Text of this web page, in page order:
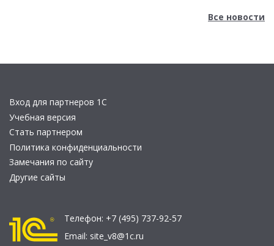
Все новости
Вход для партнеров 1С
Учебная версия
Стать партнером
Политика конфиденциальности
Замечания по сайту
Другие сайты
Телефон: +7 (495) 737-92-57
Email: site_v8@1c.ru